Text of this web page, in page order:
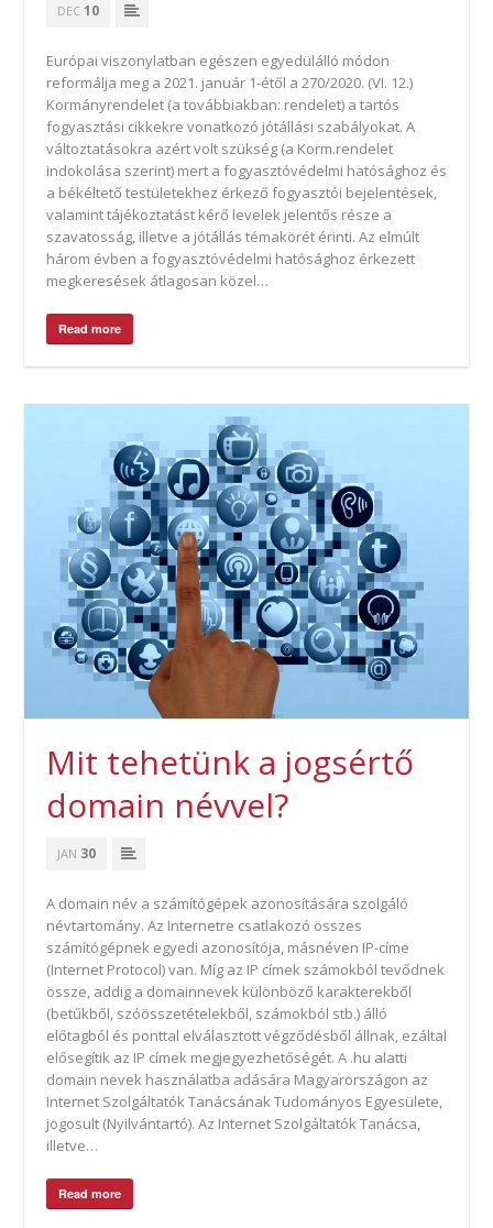
DEC 10
Európai viszonylatban egészen egyedülálló módon
reformálja meg a 2021. január 1-étől a 270/2020. (VI. 12.)
Kormányrendelet (a továbbiakban: rendelet) a tartós
fogyasztási cikkekre vonatkozó jótállási szabályokat. A
változtatásokra azért volt szükség (a Korm.rendelet
indokolása szerint) mert a fogyasztóvédelmi hatósághoz és
a békéltető testületekhez érkező fogyasztói bejelentések,
valamint tájékoztatást kérő levelek jelentős része a
szavatosság, illetve a jótállás témakörét érinti. Az elmúlt
három évben a fogyasztóvédelmi hatósághoz érkezett
megkeresések átlagosan közel…
Read more
Mit tehetünk a jogsértő
domain névvel?
JAN 30
A domain név a számítógépek azonosítására szolgáló
névtartomány. Az Internetre csatlakozó összes
számítógépnek egyedi azonosítója, másnéven IP-címe
(Internet Protocol) van. Míg az IP címek számokból tevődnek
össze, addig a domainnevek különböző karakterekből
(betűkből, szóösszetételekből, számokból stb.) álló
előtagból és ponttal elválasztott végződésből állnak, ezáltal
elősegítik az IP címek megjegyezhetőségét. A .hu alatti
domain nevek használatba adására Magyarországon az
Internet Szolgáltatók Tanácsának Tudományos Egyesülete,
jogosult (Nyilvántartó). Az Internet Szolgáltatók Tanácsa,
illetve…
Read more